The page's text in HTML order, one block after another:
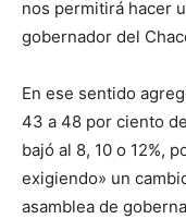
nos permitirá hacer
gobernador del
En ese sentido
43 a 48 por ciento
bajó al 8, 10 o 12%,
exigiendo» un
asamblea de